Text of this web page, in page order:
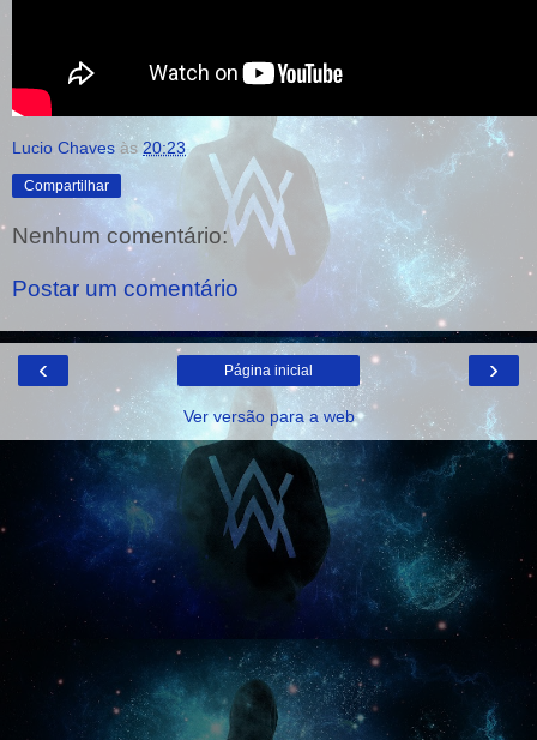
Lucio Chaves às 20:23
Compartilhar
Nenhum comentário:
Postar um comentário
‹ ›
Página inicial
Ver versão para a web